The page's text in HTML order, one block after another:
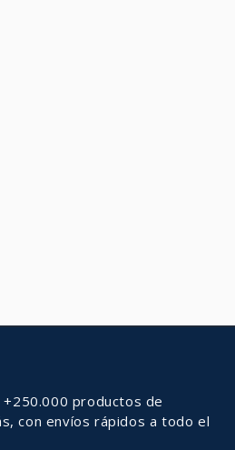
productos de
con envíos rápidos a todo el